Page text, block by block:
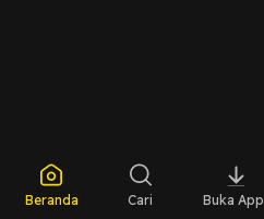
Beranda Cari Buka App